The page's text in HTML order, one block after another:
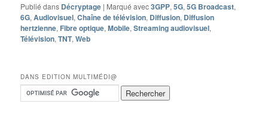
Publié dans Décryptage | Marqué avec3GPP,5G,5G Broadcast,
6G,Audiovisuel,Chaîne de télévision, Diffusion, Diffusion
hertzienne, Fibre optique,Mobile,Streaming audiovisuel,
Télévision,TNT,Web
DANS EDITION MULTIMÉDI@